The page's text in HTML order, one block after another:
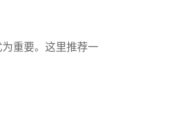
重要。这里推荐一